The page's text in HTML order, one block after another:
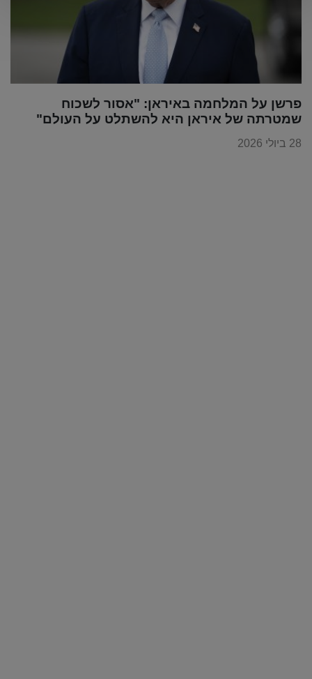
פרשן על המלחמה באיראן: "אסור לשכוח
שמטרתה של איראן היא להשתלט על העולם"
28 ביולי 2026